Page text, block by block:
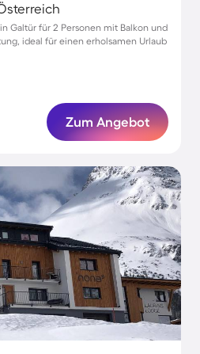
Galtür für 2 Personen mit Balkon und
ideal für einen erholsamen Urlaub
Zum Angebot